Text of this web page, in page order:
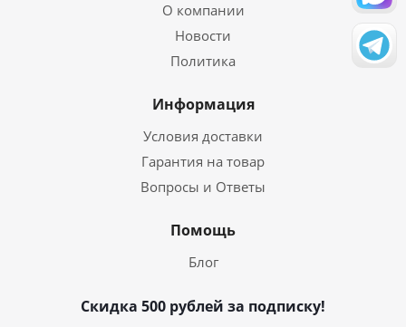
О компании
Новости
Политика
Информация
Условия доставки
Гарантия на товар
Вопросы и Ответы
Помощь
Блог
Скидка 500 рублей за подписку!